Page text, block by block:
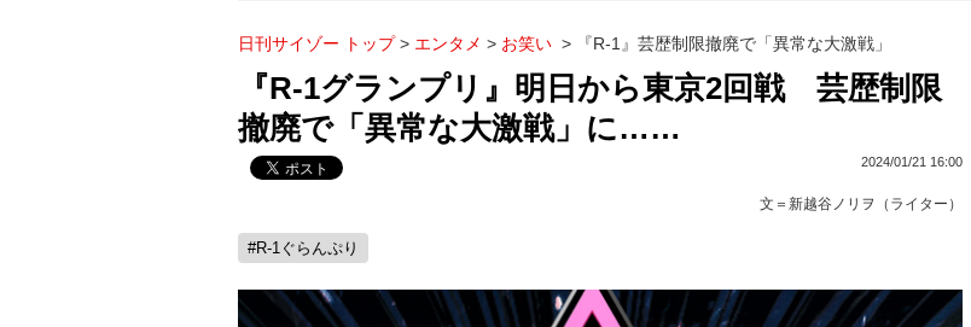
日刊サイゾー トップ> エンタメ > お笑い > 『R-1』芸歴制限撤廃で「異常な大激戦」
『R-1グランプリ』明日から東京2回戦 芸歴制限
撤廃で「異常な大激戦」に……
2024/01/21 16:00
文＝ 新越谷ノリヲ（ライター）
#R-1ぐらんぷり